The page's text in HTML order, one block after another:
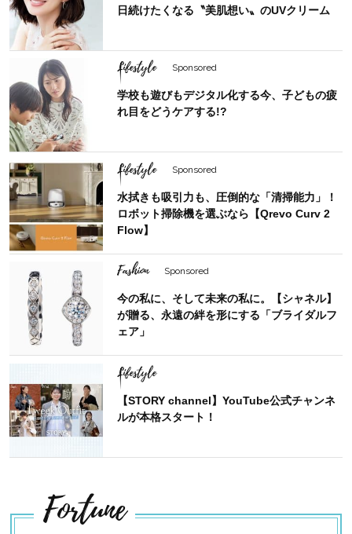
日続けたくなる〝美肌想い〟のUVクリーム
Lifestyle Sponsored
学校も遊びもデジタル化する今、子どもの疲
れ目をどうケアする!?
Lifestyle Sponsored
水拭きも吸引力も、圧倒的な「清掃能力」！
ロボット掃除機を選ぶなら【Qrevo Curv 2
Flow】
Fashion Sponsored
今の私に、そして未来の私に。【シャネル】
が贈る、永遠の絆を形にする「ブライダルフ
ェア」
Lifestyle
【STORY channel】YouTube公式チャンネ
ルが本格スタート！
Fortune